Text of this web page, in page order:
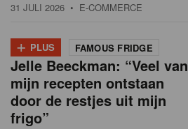
31 JULI 2026 • E-COMMERCE
+ PLUS FAMOUS FRIDGE
Jelle Beeckman: “Veel van
mijn recepten ontstaan
door de restjes uit mijn
frigo”